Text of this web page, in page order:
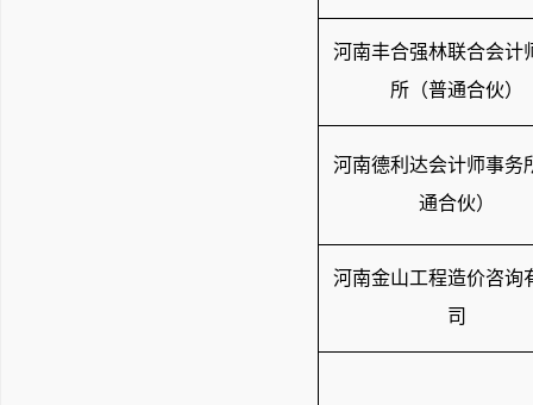
河南丰合强林联合会计
所（普通合伙）
河南德利达会计师事务
通合伙）
河南金山工程造价咨询
司